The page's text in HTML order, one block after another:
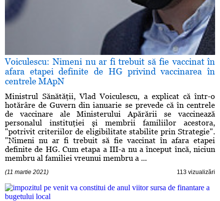
Voiculescu: Nimeni nu ar fi trebuit să fie vaccinat în
afara etapei definite de HG privind vaccinarea în
centrele MApN
Ministrul Sănătăţii, Vlad Voiculescu, a explicat că într-o
hotărâre de Guvern din ianuarie se prevede că în centrele
de vaccinare ale Ministerului Apărării se vaccinează
personalul instituţiei şi membrii familiilor acestora,
"potrivit criteriilor de eligibilitate stabilite prin Strategie".
"Nimeni nu ar fi trebuit să fie vaccinat în afara etapei
definite de HG. Cum etapa a III-a nu a început încă, niciun
membru al familiei vreunui membru a ...
(11 martie 2021) 113 vizualizări